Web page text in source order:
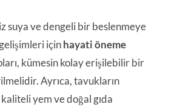
suya ve dengeli bir beslenmeye
içinhayati öneme
kümesin kolay erişilebilir bir
Ayrıca, tavukların
yem ve doğal gıda